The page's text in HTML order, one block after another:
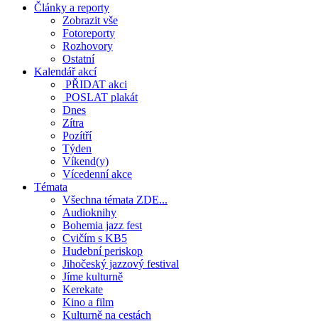
Články a reporty
Zobrazit vše
Fotoreporty
Rozhovory
Ostatní
Kalendář akcí
PŘIDAT akci
POSLAT plakát
Dnes
Zítra
Pozítří
Týden
Víkend(y)
Vícedenní akce
Témata
Všechna témata ZDE...
Audioknihy
Bohemia jazz fest
Cvičím s KB5
Hudební periskop
Jihočeský jazzový festival
Jíme kulturně
Kerekate
Kino a film
Kulturně na cestách